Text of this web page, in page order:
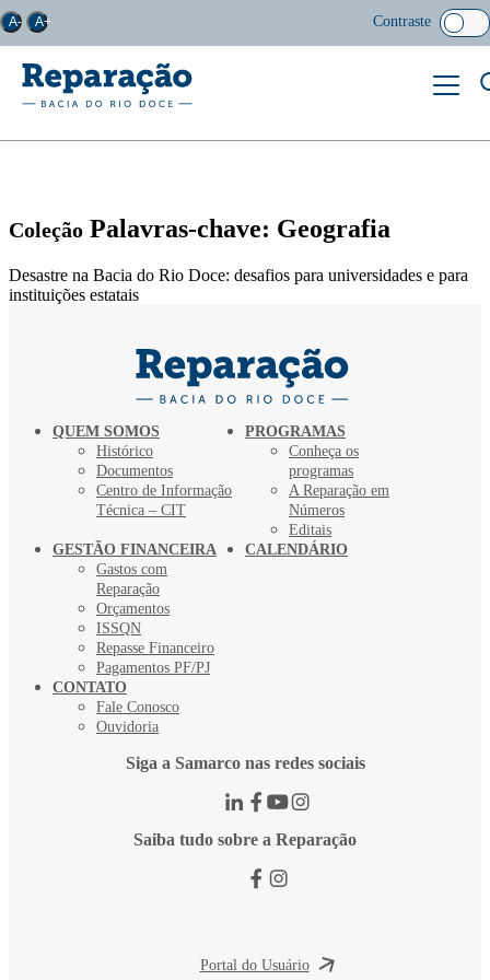
A- A+ Contraste
Coleção Palavras-chave: Geografia
Desastre na Bacia do Rio Doce: desafios para universidades e para
instituições estatais
QUEM SOMOS
Histórico
Documentos
Centro de Informação
Técnica – CIT
PROGRAMAS
Conheça os
programas
A Reparação em
Números
Editais
GESTÃO FINANCEIRA
Gastos com
Reparação
Orçamentos
ISSQN
Repasse Financeiro
Pagamentos PF/PJ
CALENDÁRIO
CONTATO
Fale Conosco
Ouvidoria
Siga a Samarco nas redes sociais
Saiba tudo sobre a Reparação
Portal do Usuário